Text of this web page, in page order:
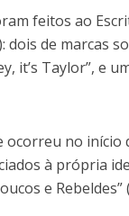
feitos ao
dois de marcas
it’s Taylor”,
ocorreu no
à própria
e